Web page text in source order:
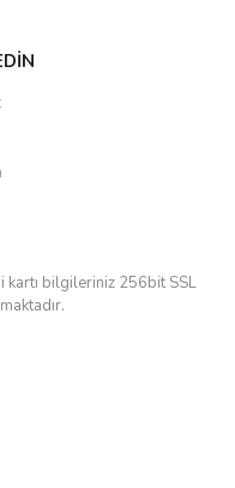
kartı bilgileriniz 256bit SSL